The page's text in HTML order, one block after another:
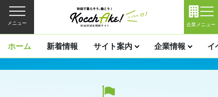
メニュー 企業メニュー
ホーム 新着情報 サイト案内 企業情報 イ